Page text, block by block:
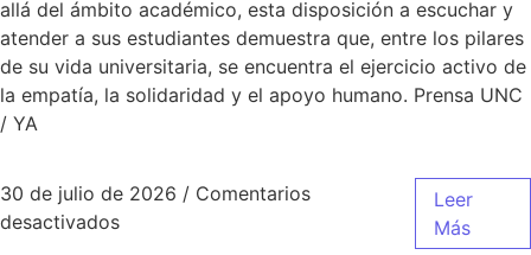
allá del ámbito académico, esta disposición a escuchar y
atender a sus estudiantes demuestra que, entre los pilares
de su vida universitaria, se encuentra el ejercicio activo de
la empatía, la solidaridad y el apoyo humano. Prensa UNC
/ YA
30 de julio de 2026 / Comentarios
desactivados
Leer
Más